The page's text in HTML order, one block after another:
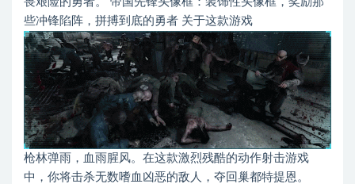
些冲锋陷阵，拼搏到底的勇者 关于这款游戏
枪林弹雨，血雨腥风。在这款激烈残酷的动作射击游戏
中，你将击杀无数嗜血凶恶的敌人，夺回巢都特提恩。